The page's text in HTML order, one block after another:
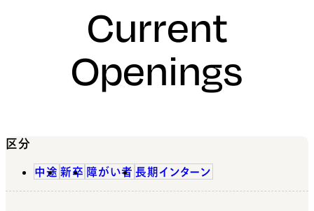
Current
Openings
区分
中途 新卒 障がい者 長期インターン